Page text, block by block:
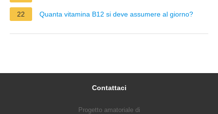
22 Quanta vitamina B12 si deve assumere al giorno?
Contattaci
Progetto amatoriale di